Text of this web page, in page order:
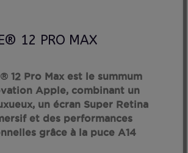
12 PRO MAX
12 Pro Max est le summum
Apple, combinant un
un écran Super Retina
et des performances
grâce à la puce A14